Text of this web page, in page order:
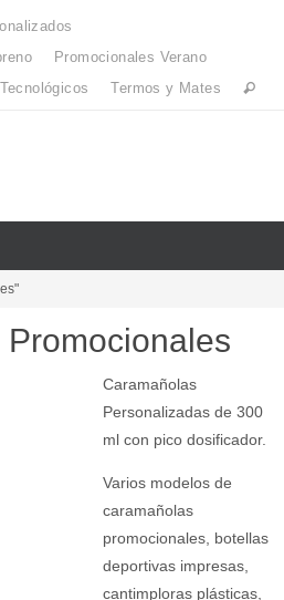
Promocionales Verano
Tecnológicos Termos y Mates
Caramañolas
Personalizadas de 300
ml con pico dosificador.
Varios modelos de
caramañolas
promocionales, botellas
deportivas impresas,
cantimploras plásticas,